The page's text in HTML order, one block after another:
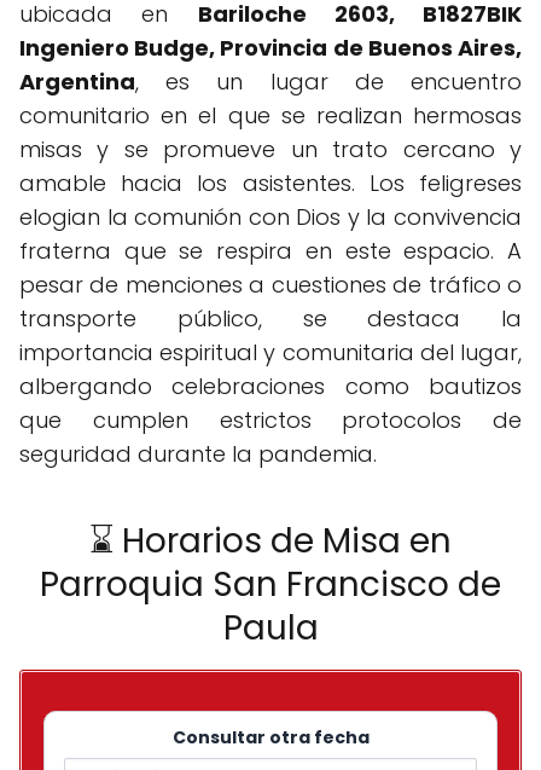
ubicada en Bariloche 2603, B1827BIK
Ingeniero Budge, Provincia de Buenos Aires,
Argentina, es un lugar de encuentro
comunitario en el que se realizan hermosas
misas y se promueve un trato cercano y
amable hacia los asistentes. Los feligreses
elogian la comunión con Dios y la convivencia
fraterna que se respira en este espacio. A
pesar de menciones a cuestiones de tráfico o
transporte público, se destaca la
importancia espiritual y comunitaria del lugar,
albergando celebraciones como bautizos
que cumplen estrictos protocolos de
seguridad durante la pandemia.
⌛ Horarios de Misa en
Parroquia San Francisco de
Paula
Consultar otra fecha